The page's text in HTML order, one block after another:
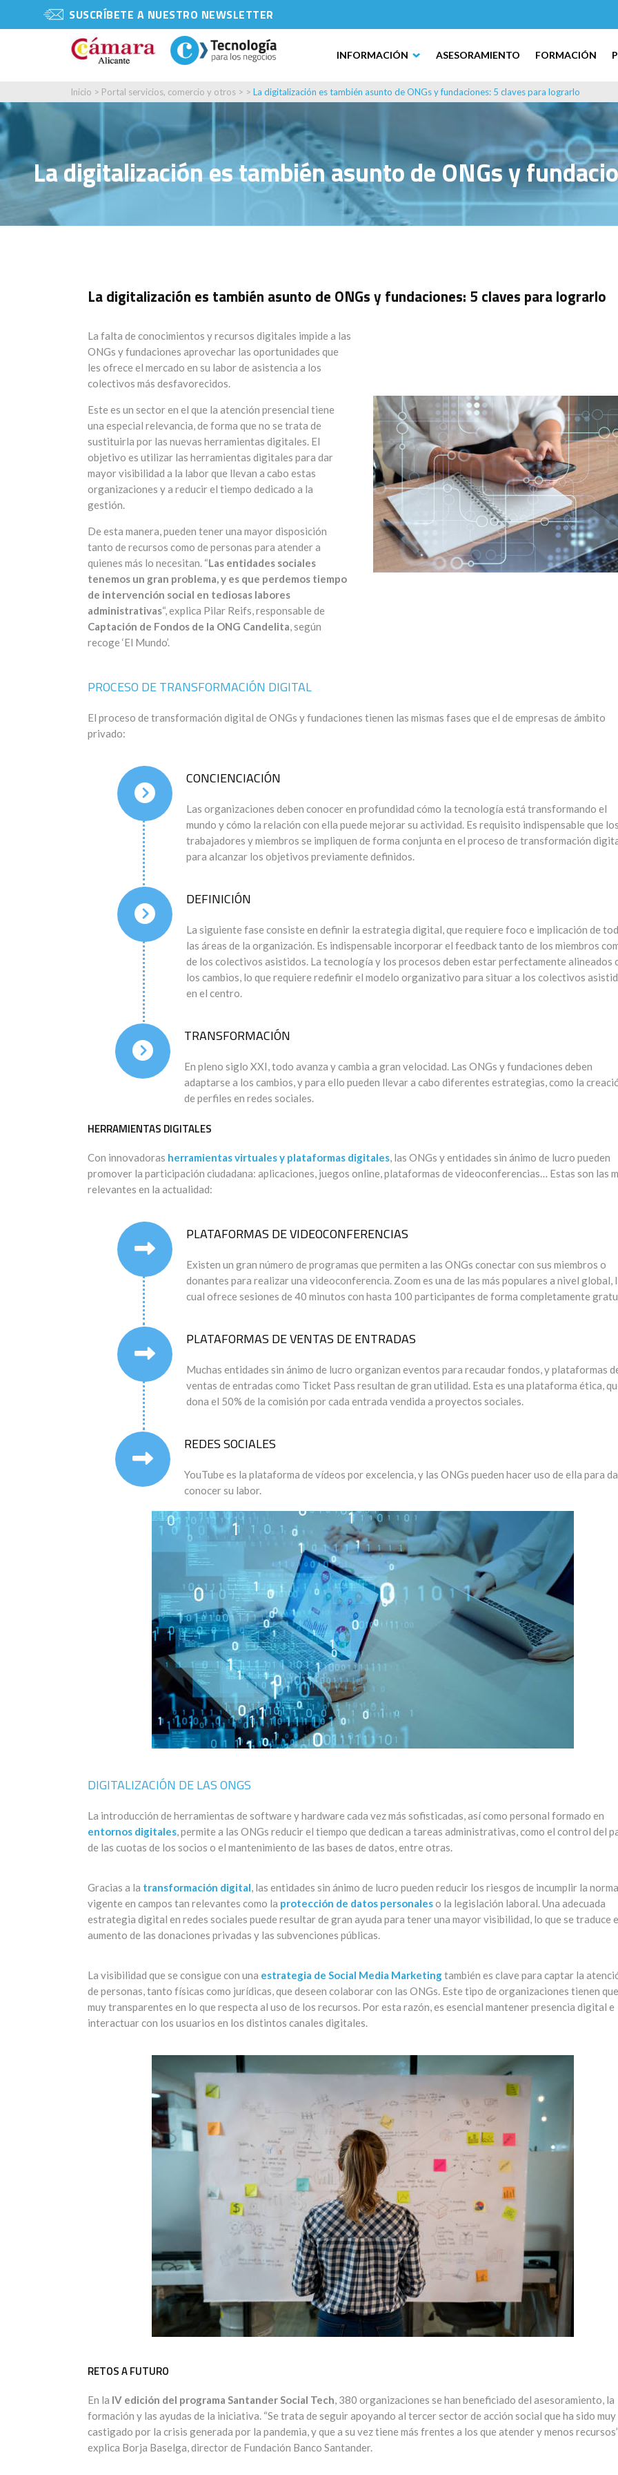
SUSCRÍBETE A NUESTRO NEWSLETTER
INFORMACIÓN ASESORAMIENTO FORMACIÓN
Inicio > Portal servicios, comercio y otros > > La digitalización es también asunto de ONGs y fundaciones: 5 claves para lograrlo
La digitalización es también asunto de ONGs y
La digitalización es también asunto de ONGs y fundaciones: 5 claves para lograrlo
La falta de conocimientos y recursos digitales impide a las
ONGs y fundaciones aprovechar las oportunidades que
les ofrece el mercado en su labor de asistencia a los
colectivos más desfavorecidos.
Este es un sector en el que la atención presencial tiene
una especial relevancia, de forma que no se trata de
sustituirla por las nuevas herramientas digitales. El
objetivo es utilizar las herramientas digitales para dar
mayor visibilidad a la labor que llevan a cabo estas
organizaciones y a reducir el tiempo dedicado a la
gestión.
De esta manera, pueden tener una mayor disposición
tanto de recursos como de personas para atender a
quienes más lo necesitan. “Las entidades sociales
tenemos un gran problema, y es que perdemos tiempo
de intervención social en tediosas labores
administrativas“, explica Pilar Reifs, responsable de
Captación de Fondos de la ONG Candelita, según
recoge ‘El Mundo’.
PROCESO DE TRANSFORMACIÓN DIGITAL
El proceso de transformación digital de ONGs y fundaciones tienen las mismas fases que el de empresas de ámbito
privado:
CONCIENCIACIÓN
Las organizaciones deben conocer en profundidad cómo la tecnología está transformando el
mundo y cómo la relación con ella puede mejorar su actividad. Es requisito indispensable que
trabajadores y miembros se impliquen de forma conjunta en el proceso de transformación
para alcanzar los objetivos previamente definidos.
DEFINICIÓN
La siguiente fase consiste en definir la estrategia digital, que requiere foco e implicación de
las áreas de la organización. Es indispensable incorporar el feedback tanto de los miembros
de los colectivos asistidos. La tecnología y los procesos deben estar perfectamente alineados
los cambios, lo que requiere redefinir el modelo organizativo para situar a los colectivos
en el centro.
TRANSFORMACIÓN
En pleno siglo XXI, todo avanza y cambia a gran velocidad. Las ONGs y fundaciones deben
adaptarse a los cambios, y para ello pueden llevar a cabo diferentes estrategias, como la
de perfiles en redes sociales.
HERRAMIENTAS DIGITALES
Con innovadoras herramientas virtuales y plataformas digitales, las ONGs y entidades sin ánimo de lucro pueden
promover la participación ciudadana: aplicaciones, juegos online, plataformas de videoconferencias… Estas son las
relevantes en la actualidad:
PLATAFORMAS DE VIDEOCONFERENCIAS
Existen un gran número de programas que permiten a las ONGs conectar con sus miembros o
donantes para realizar una videoconferencia. Zoom es una de las más populares a nivel global,
cual ofrece sesiones de 40 minutos con hasta 100 participantes de forma completamente
PLATAFORMAS DE VENTAS DE ENTRADAS
Muchas entidades sin ánimo de lucro organizan eventos para recaudar fondos, y plataformas
ventas de entradas como Ticket Pass resultan de gran utilidad. Esta es una plataforma ética,
dona el 50% de la comisión por cada entrada vendida a proyectos sociales.
REDES SOCIALES
YouTube es la plataforma de vídeos por excelencia, y las ONGs pueden hacer uso de ella para
conocer su labor.
DIGITALIZACIÓN DE LAS ONGS
La introducción de herramientas de software y hardware cada vez más sofisticadas, así como personal formado en
entornos digitales, permite a las ONGs reducir el tiempo que dedican a tareas administrativas, como el control del
de las cuotas de los socios o el mantenimiento de las bases de datos, entre otras.
Gracias a la transformación digital, las entidades sin ánimo de lucro pueden reducir los riesgos de incumplir la
vigente en campos tan relevantes como la protección de datos personaleso la legislación laboral. Una adecuada
estrategia digital en redes sociales puede resultar de gran ayuda para tener una mayor visibilidad, lo que se traduce
aumento de las donaciones privadas y las subvenciones públicas.
La visibilidad que se consigue con una estrategia de Social Media Marketingtambién es clave para captar la
de personas, tanto físicas como jurídicas, que deseen colaborar con las ONGs. Este tipo de organizaciones tienen
muy transparentes en lo que respecta al uso de los recursos. Por esta razón, es esencial mantener presencia digital e
interactuar con los usuarios en los distintos canales digitales.
RETOS A FUTURO
En la IV edición del programa Santander Social Tech, 380 organizaciones se han beneficiado del asesoramiento, la
formación y las ayudas de la iniciativa. “Se trata de seguir apoyando al tercer sector de acción social que ha sido muy
castigado por la crisis generada por la pandemia, y que a su vez tiene más frentes a los que atender y menos
explica Borja Baselga, director de Fundación Banco Santander.